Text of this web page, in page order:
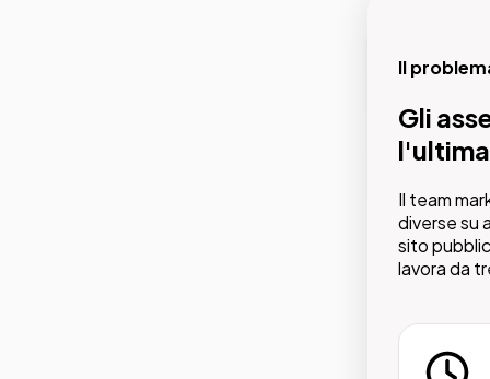
La nostra
Un
gli
Con il
un
secondi.
Il
Gli
Il team
diverse su
sito
lavora da